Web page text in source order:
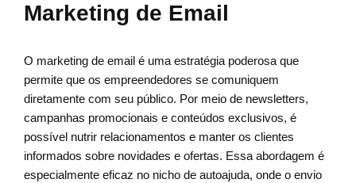
Marketing de Email
O marketing de email é uma estratégia poderosa que
permite que os empreendedores se comuniquem
diretamente com seu público. Por meio de newsletters,
campanhas promocionais e conteúdos exclusivos, é
possível nutrir relacionamentos e manter os clientes
informados sobre novidades e ofertas. Essa abordagem é
especialmente eficaz no nicho de autoajuda, onde o envio